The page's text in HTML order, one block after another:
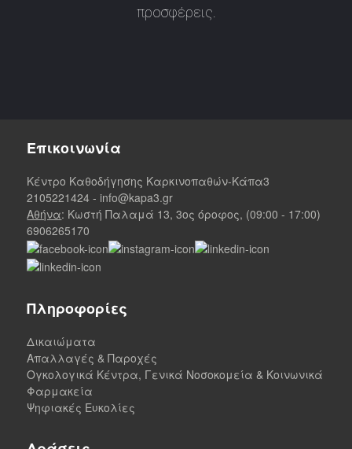
προσφέρεις.
Επικοινωνία
Κέντρο Καθοδήγησης Καρκινοπαθών-Κάπα3
2105221424 - info@kapa3.gr
Αθήνα: Κωστή Παλαμά 13, 3ος όροφος, (09:00 - 17:00)
6906265170
Πληροφορίες
Δικαιώματα
Απαλλαγές & Παροχές
Ογκολογικά Κέντρα, Γενικά Νοσοκομεία & Κοινωνικά
Φαρμακεία
Ψηφιακές Ευκολίες